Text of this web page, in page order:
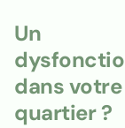
Un
dans votre
quartier ?